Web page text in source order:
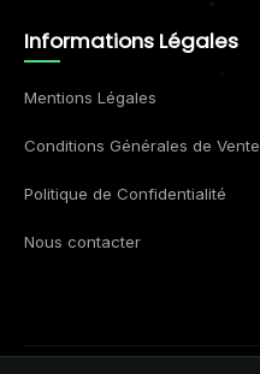
Informations Légales
Mentions Légales
Conditions Générales de Vente
Politique de Confidentialité
Nous contacter